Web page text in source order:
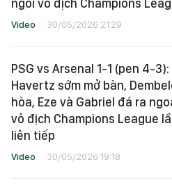
Video 30/05/2026 21:29
PSG vs Arsenal 1-1 (pen 4-3):
Havertz sớm mở bàn,
hòa, Eze và Gabriel đá ra
vô địch Champions League
liên tiếp
Video 30/05/2026 19:18